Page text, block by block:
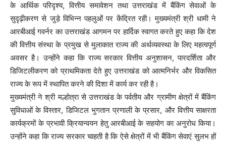
के आर्थिक परिदृश्य, वित्तीय समावेशन तथा उत्तराखंड में बैंकिंग सेवाओं के
सुदृढ़ीकरण से जुड़े विभिन्न पहलुओं पर केंद्रित रही। मुख्यमंत्री श्री धामी ने
आरबीआई गवर्नर का उत्तराखंड आगमन पर हार्दिक स्वागत करते हुए कहा कि देश
की वित्तीय संस्था के प्रमुख से मुलाकात राज्य की अर्थव्यवस्था के लिए महत्वपूर्ण
अवसर है। उन्होंने कहा कि राज्य सरकार वित्तीय अनुशासन, पारदर्शिता और
डिजिटलीकरण को प्राथमिकता देते हुए उत्तराखंड को आत्मनिर्भर और विकसित
राज्य के रूप में स्थापित करने की दिशा में कार्य कर रही है।
मुख्यमंत्री ने श्री मल्होत्रा से उत्तराखंड के पर्वतीय और ग्रामीण क्षेत्रों में बैंकिंग
सुविधाओं के विस्तार, डिजिटल भुगतान प्रणाली के प्रसार, और वित्तीय साक्षरता
कार्यक्रमों के प्रभावी क्रियान्वयन हेतु आरबीआई के सहयोग का अनुरोध किया।
उन्होंने कहा कि राज्य सरकार चाहती है कि ऐसे क्षेत्रों में भी बैंकिंग सेवाएं सुलभ हों